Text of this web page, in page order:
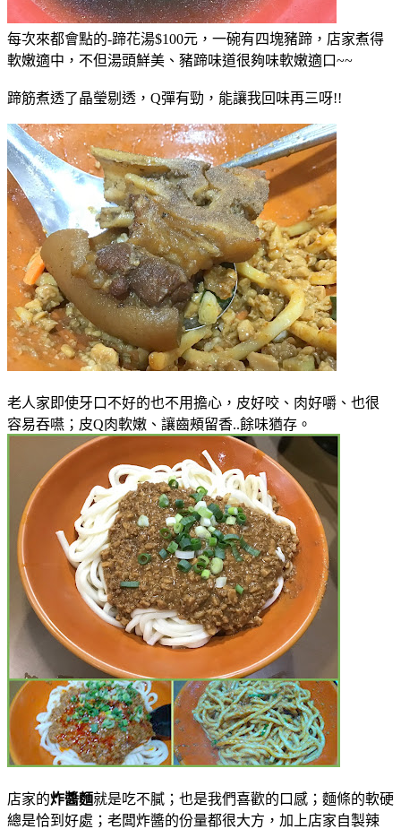
每次來都會點的-蹄花湯$100元，一碗有四塊豬蹄，店家煮得
軟嫩適中，不但湯頭鮮美、豬蹄味道很夠味軟嫩適口~~
蹄筋煮透了晶瑩剔透，Q彈有勁，能讓我回味再三呀!!
老人家即使牙口不好的也不用擔心，皮好咬、肉好嚼、也很
容易吞嚥；皮Q肉軟嫩、讓齒頰留香..餘味猶存。
店家的炸醬麵就是吃不膩；也是我們喜歡的口感；麵條的軟硬
總是恰到好處；老闆炸醬的份量都很大方，加上店家自製辣